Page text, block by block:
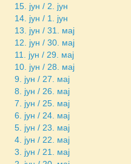
15. јун / 2. јун
14. јун / 1. јун
13. јун / 31. мај
12. јун / 30. мај
11. јун / 29. мај
10. јун / 28. мај
9. јун / 27. мај
8. јун / 26. мај
7. јун / 25. мај
6. јун / 24. мај
5. јун / 23. мај
4. јун / 22. мај
3. јун / 21. мај